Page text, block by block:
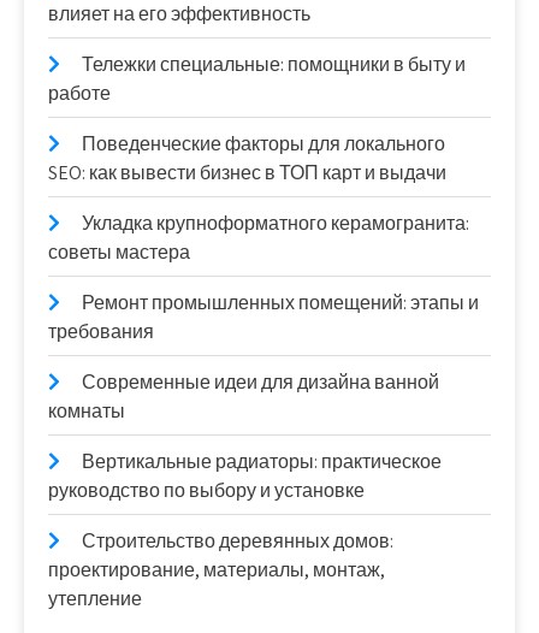
влияет на его эффективность
Тележки специальные: помощники в быту и
работе
Поведенческие факторы для локального
SEO: как вывести бизнес в ТОП карт и выдачи
Укладка крупноформатного керамогранита:
советы мастера
Ремонт промышленных помещений: этапы и
требования
Современные идеи для дизайна ванной
комнаты
Вертикальные радиаторы: практическое
руководство по выбору и установке
Строительство деревянных домов:
проектирование, материалы, монтаж,
утепление